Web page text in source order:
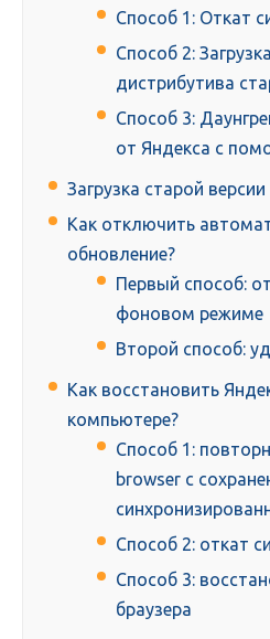
Способ 1: Откат
Способ 2:
дистрибутива
Способ 3:
от Яндекса с
Загрузка старой версии
Как отключить
обновление?
Первый способ:
фоновом режиме
Второй способ:
Как восстановить
компьютере?
Способ 1:
browser с
Способ 2: откат
Способ 3:
браузера